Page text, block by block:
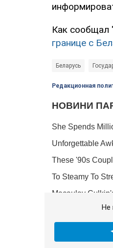
Как сообщал
границе с
Беларусь
Редакционная
Не